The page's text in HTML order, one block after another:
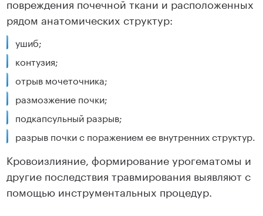
рядом анатомических структур:
ушиб;
контузия;
отрыв мочеточника;
размозжение почки;
подкапсульный разрыв;
разрыв почки с поражением ее внутренних структур.
Кровоизлияние, формирование урогематомы и
другие последствия травмирования выявляют с
помощью инструментальных процедур.